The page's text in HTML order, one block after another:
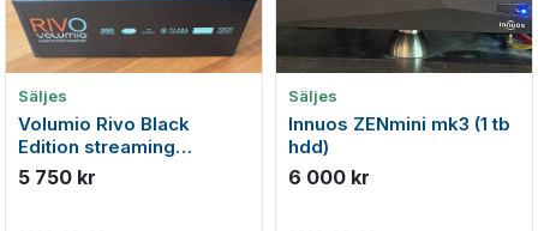
Säljes
Volumio Rivo Black
Edition streaming
transport
5 750 kr
Säljes
Innuos ZENmini mk3 (1 tb
hdd)
6 000 kr